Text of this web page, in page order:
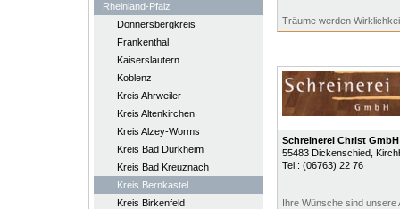
Rheinland-Pfalz
Donnersbergkreis
Frankenthal
Kaiserslautern
Koblenz
Kreis Ahrweiler
Kreis Altenkirchen
Kreis Alzey-Worms
Kreis Bad Dürkheim
Kreis Bad Kreuznach
Kreis Bernkastel
Kreis Birkenfeld
Träume werden
Schreinerei Christ GmbH
55483 Dickenschied,
Tel.: (06763) 22 76
Ihre Wünsche sind unsere